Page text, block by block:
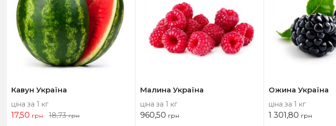
Кавун Україна
ціна за 1 кг
17,50 грн 18,73грн
Малина Україна
ціна за 1 кг
960,50 грн
Ожина Україна
ціна за 1 кг
1 301,80 грн